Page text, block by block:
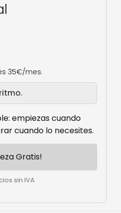
35€/mes.
empiezas cuando
cuando lo necesites.
Gratis!
sin IVA